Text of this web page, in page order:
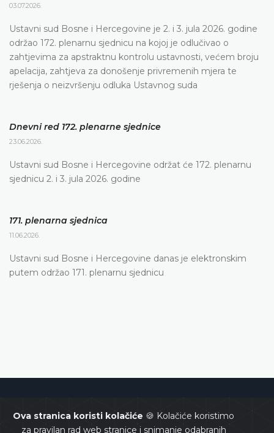
Ova stranica koristi kolačiće 🍪 Kolačiće koristimo
za pravilan rad web stranice i snimanje odabranih
03.07.2026.
Ustavni sud Bosne i Hercegovine je 2. i 3. jula 2026. godine
održao 172. plenarnu sjednicu na kojoj je odlučivao o
zahtjevima za apstraktnu kontrolu ustavnosti, većem broju
apelacija, zahtjeva za donošenje privremenih mjera te
rješenja o neizvršenju odluka Ustavnog suda
Dnevni red 172. plenarne sjednice
23.06.2026.
Ustavni sud Bosne i Hercegovine održat će 172. plenarnu
sjednicu 2. i 3. jula 2026. godine
171. plenarna sjednica
11.06.2026.
Ustavni sud Bosne i Hercegovine danas je elektronskim
putem održao 171. plenarnu sjednicu